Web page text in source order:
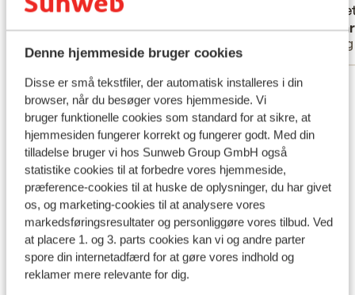
Denne hjemmeside bruger cookies
Disse er små tekstfiler, der automatisk installeres i din
browser, når du besøger vores hjemmeside. Vi
bruger funktionelle cookies som standard for at sikre, at
hjemmesiden fungerer korrekt og fungerer godt. Med din
tilladelse bruger vi hos Sunweb Group GmbH også
statistike cookies til at forbedre vores hjemmeside,
præference-cookies til at huske de oplysninger, du har givet
os, og marketing-cookies til at analysere vores
markedsføringsresultater og personliggøre vores tilbud. Ved
at placere 1. og 3. parts cookies kan vi og andre parter
spore din internetadfærd for at gøre vores indhold og
reklamer mere relevante for dig.
godt være 5-7 liggestole mere ved poolen,
der mangler virkelig.
kunne...mere
Anonym
Enlig forælder
jer for
Se alle 73 anmeldelser
Lokation
Se på kort